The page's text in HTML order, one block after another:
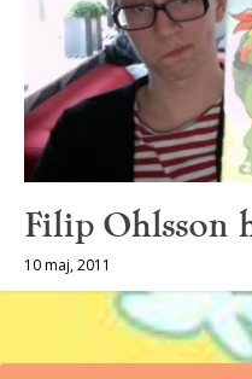
Filip Ohlsson
10 maj, 2011